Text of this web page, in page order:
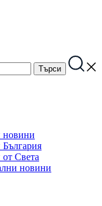
Света
новини